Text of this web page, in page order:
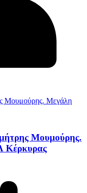
Μουμούρης.
Κέρκυρας